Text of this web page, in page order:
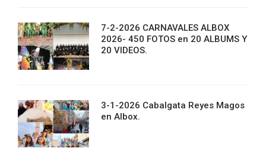
7-2-2026 CARNAVALES ALBOX
2026- 450 FOTOS en 20 ALBUMS Y
20 VIDEOS.
3-1-2026 Cabalgata Reyes Magos
en Albox.